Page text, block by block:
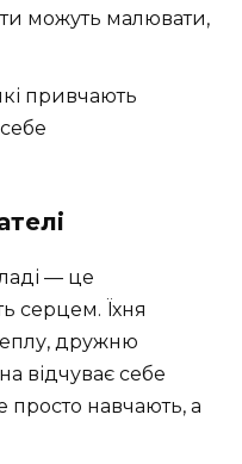
можуть малювати,
привчають
— це
серцем. Їхня
дружню
відчуває себе
просто навчають, а